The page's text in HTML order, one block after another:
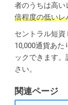
者のうちは高い
倍程度の低い
セントラル短資
10,000通貨あ
ックできます
さい。
関連ページ